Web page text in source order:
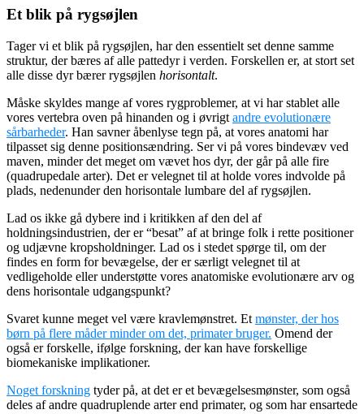
Et blik på rygsøjlen
Tager vi et blik på rygsøjlen, har den essentielt set denne samme
struktur, der bæres af alle pattedyr i verden. Forskellen er, at stort set
alle disse dyr bærer rygsøjlen horisontalt.
Måske skyldes mange af vores rygproblemer, at vi har stablet alle
vores vertebra oven på hinanden og i øvrigt andre evolutionære
sårbarheder. Han savner åbenlyse tegn på, at vores anatomi har
tilpasset sig denne positionsændring. Ser vi på vores bindevæv ved
maven, minder det meget om vævet hos dyr, der går på alle fire
(quadrupedale arter). Det er velegnet til at holde vores indvolde på
plads, nedenunder den horisontale lumbare del af rygsøjlen.
Lad os ikke gå dybere ind i kritikken af den del af
holdningsindustrien, der er “besat” af at bringe folk i rette positioner
og udjævne kropsholdninger. Lad os i stedet spørge til, om der
findes en form for bevægelse, der er særligt velegnet til at
vedligeholde eller understøtte vores anatomiske evolutionære arv og
dens horisontale udgangspunkt?
Svaret kunne meget vel være kravlemønstret. Et mønster, der hos
børn på flere måder minder om det, primater bruger. Omend der
også er forskelle, ifølge forskning, der kan have forskellige
biomekaniske implikationer.
Noget forskning tyder på, at det er et bevægelsesmønster, som også
deles af andre quadruplende arter end primater, og som har ensartede